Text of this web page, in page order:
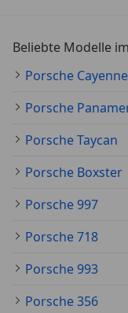
Beliebte Modelle
Porsche Cayenne
Porsche
Porsche Taycan
Porsche Boxster
Porsche 997
Porsche 718
Porsche 993
Porsche 356